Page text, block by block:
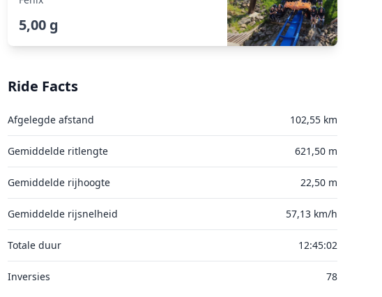
5,00 g
Ride Facts
Afgelegde afstand 102,55 km
Gemiddelde ritlengte 621,50 m
Gemiddelde rijhoogte 22,50 m
Gemiddelde rijsnelheid 57,13 km/h
Totale duur 12:45:02
Inversies 78